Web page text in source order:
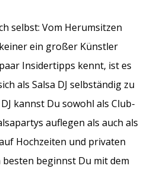
selbst: Vom Herumsitzen
ein großer Künstler
Insidertipps kennt, ist es
als Salsa DJ selbständig zu
kannst Du sowohl als Club-
auflegen als auch als
Hochzeiten und privaten
beginnst Du mit dem